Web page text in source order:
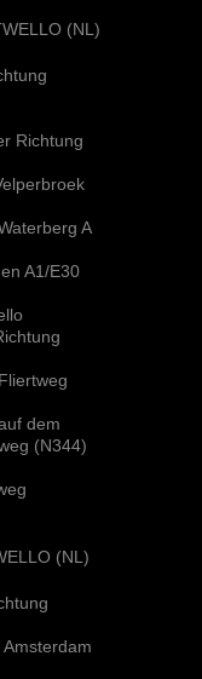
(NL)
Richtung
A
A1/E30
dem
(N344)
(NL)